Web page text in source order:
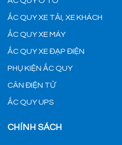
ẮC QUY XE TẢI, XE KHÁCH
ẮC QUY XE MÁY
ẮC QUY XE ĐẠP ĐIỆN
PHỤ KIỆN ẮC QUY
CÂN ĐIỆN TỬ
ẮC QUY UPS
CHÍNH SÁCH